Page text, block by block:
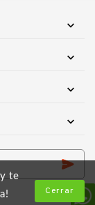
te
Cerrar



